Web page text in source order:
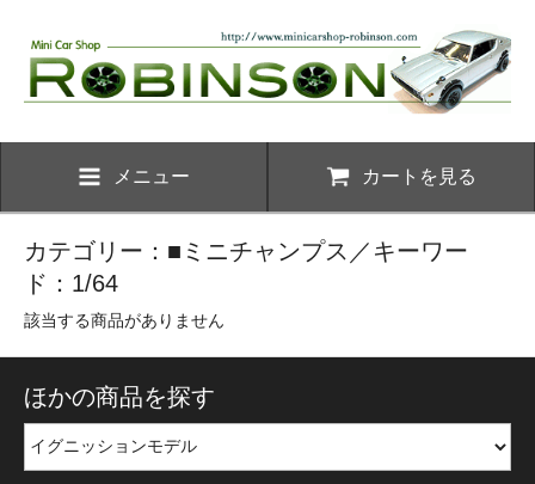
メニュー カートを見る
カテゴリー：■ミニチャンプス／キーワー
ド：1/64
該当する商品がありません
ほかの商品を探す